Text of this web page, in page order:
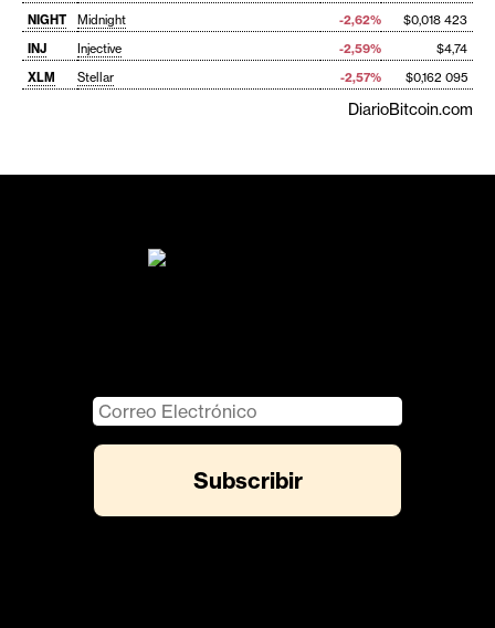
NIGHT
Midnight -2,62%
$0,018 423
INJ
Injective -2,59%
$4,74
XLM
Stellar -2,57% $0,162 095
DiarioBitcoin.com